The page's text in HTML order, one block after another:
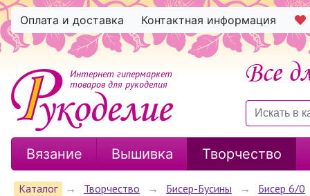
Оплата и доставка Контактная информация
Интернет гипермаркет
товаров для рукоделия
Вязание Вышивка Творчество
Каталог → Творчество → Бисер-Бусины → Бисер 6/0